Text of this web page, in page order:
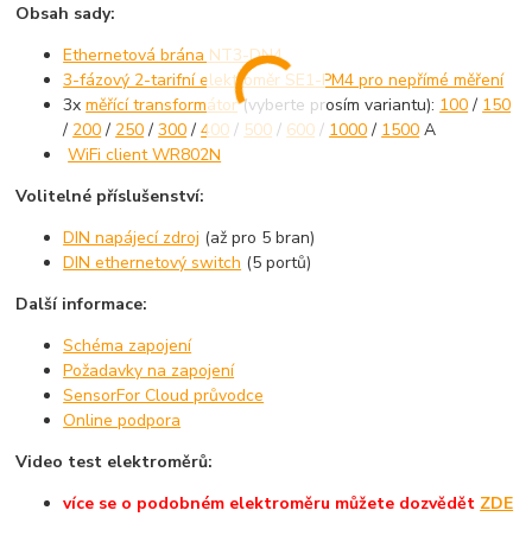
Obsah sady:
Ethernetová brána NT3-DN4
3-fázový 2-tarifní elektroměr SE1-PM4 pro nepřímé měření
3xměřící transformátor(vyberte prosím variantu): 100/ 150
/ 200/ 250/300/400 / 500 / 600 / 1000/ 1500 A
WiFi client WR802N
Volitelné příslušenství:
DIN napájecí zdroj (až pro 5 bran)
DIN ethernetový switch (5 portů)
Další informace:
Schéma zapojení
Požadavky na zapojení
SensorFor Cloud průvodce
Online podpora
Video test elektroměrů:
více se o podobném elektroměru můžete dozvědět ZDE